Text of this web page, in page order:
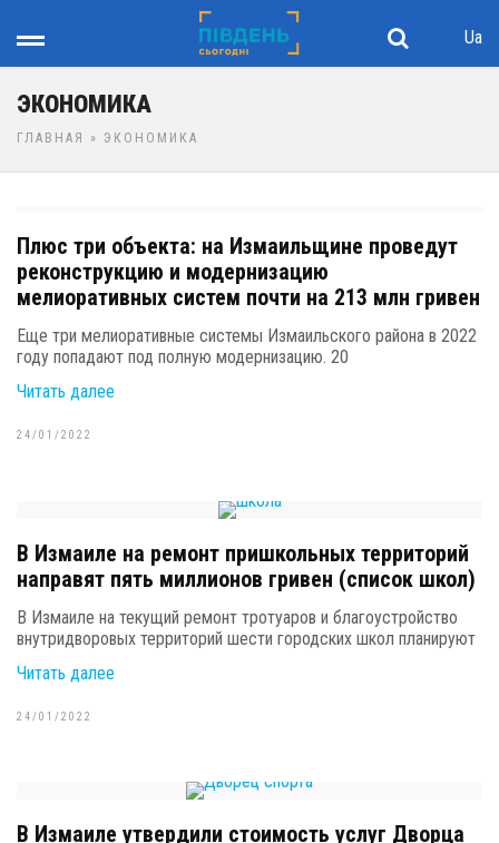
Ua
ГЛАВНАЯ » ЭКОНОМИКА
ЭКОНОМИКА
Плюс три объекта: на Измаильщине проведут
реконструкцию и модернизацию
мелиоративных систем почти на 213 млн гривен
Еще три мелиоративные системы Измаильского района в 2022
году попадают под полную модернизацию. 20
Читать далее
24/01/2022
В Измаиле на ремонт пришкольных территорий
направят пять миллионов гривен (список школ)
В Измаиле на текущий ремонт тротуаров и благоустройство
внутридворовых территорий шести городских школ планируют
Читать далее
24/01/2022
В Измаиле утвердили стоимость услуг Дворца